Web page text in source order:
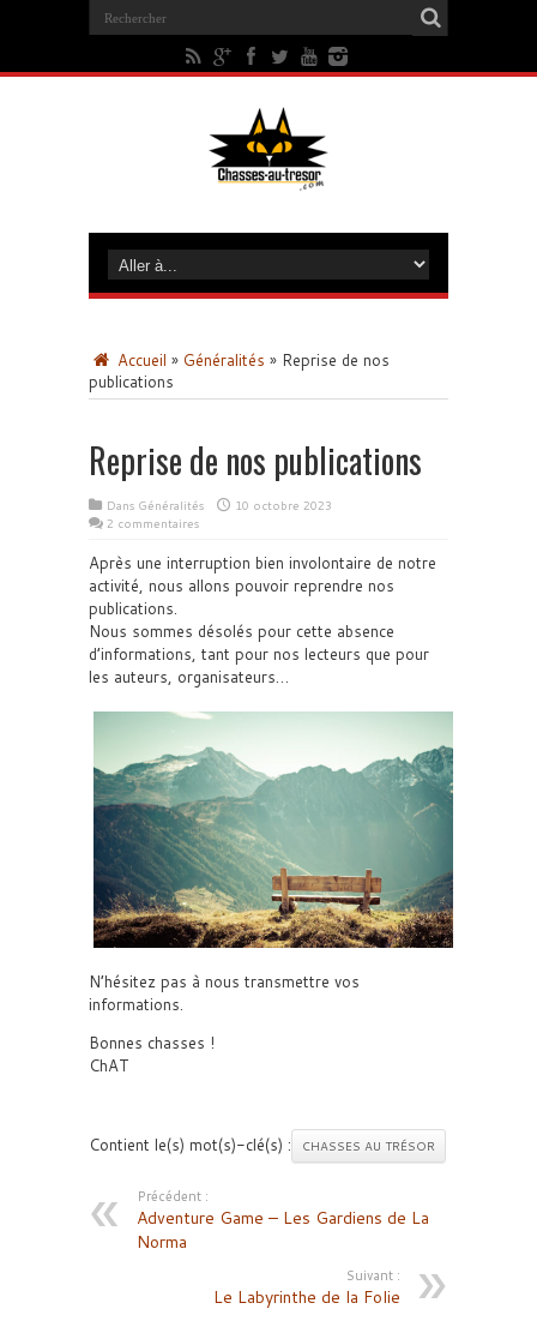
Accueil » Généralités » Reprise de nos
publications
Reprise de nos publications
Dans Généralités
10 octobre 2023
2 commentaires
Après une interruption bien involontaire de notre
activité, nous allons pouvoir reprendre nos
publications.
Nous sommes désolés pour cette absence
d’informations, tant pour nos lecteurs que pour
les auteurs, organisateurs…
N’hésitez pas à nous transmettre vos
informations.
Bonnes chasses !
ChAT
Contient le(s) mot(s)-clé(s) : CHASSES AU TRÉSOR
Précédent :
Adventure Game – Les Gardiens de La
Norma
Suivant :
Le Labyrinthe de la Folie